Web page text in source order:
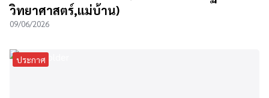
วิทยาศาสตร์,แม่บ้าน)
09/06/2026
ประกาศ